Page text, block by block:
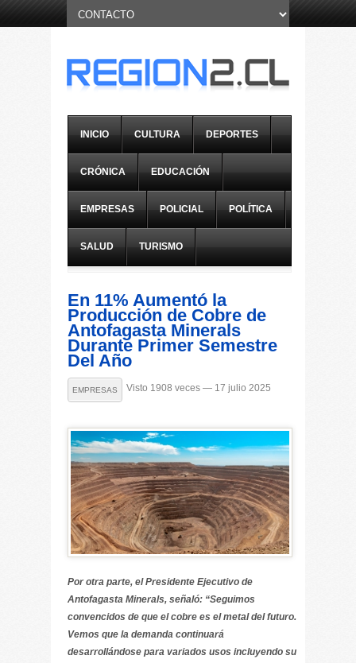
INICIO CULTURA DEPORTES
CRÓNICA EDUCACIÓN
EMPRESAS POLICIAL POLÍTICA
SALUD TURISMO
En 11% Aumentó la
Producción de Cobre de
Antofagasta Minerals
Durante Primer Semestre
Del Año
EMPRESAS Visto 1908 veces — 17 julio 2025
Por otra parte, el Presidente Ejecutivo de
Antofagasta Minerals, señaló: “Seguimos
convencidos de que el cobre es el metal del futuro.
Vemos que la demanda continuará
desarrollándose para variados usos incluyendo su